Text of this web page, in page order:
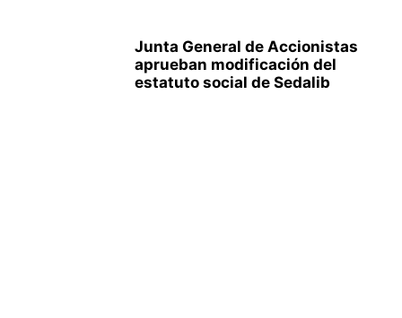
Junta General de Accionistas
aprueban modificación del
estatuto social de Sedalib